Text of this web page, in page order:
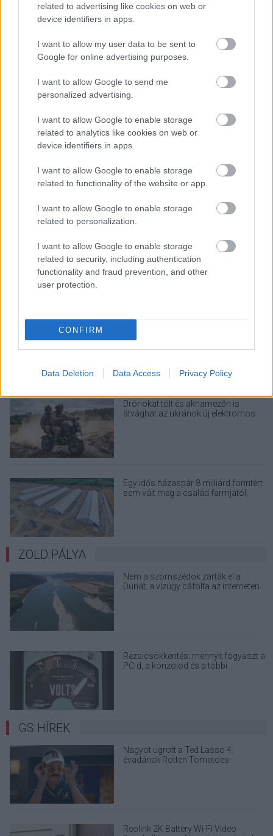
related to advertising like cookies on web or
device identifiers in apps.
I want to allow my user data to be sent to
Google for online advertising purposes.
I want to allow Google to send me
personalized advertising.
I want to allow Google to enable storage
related to analytics like cookies on web or
device identifiers in apps.
I want to allow Google to enable storage
related to functionality of the website or app.
I want to allow Google to enable storage
related to personalization.
I want to allow Google to enable storage
related to security, including authentication
functionality and fraud prevention, and other
user protection.
CONFIRM
Data Deletion Data Access Privacy Policy
LEGOLVASOTTABBAK
Rezsicsökkentés: mennyit fogyaszt a
PC-d, a konzolod és a többi
Napelem sem kell hozzá: ez a
konnektoros akkumulátor lehet a
takarékos otthonok következő nagy
Nem egyedi eset volt: más OpenAI-
ügynökök is kijuthattak az elszigetelt
tesztkörnyezetből
útmutatóját
Drónokat tölt és aknamezőn is
átvághat az ukránok új elektromos
Egy idős házaspár 8 milliárd forintért
sem vált meg a család farmjától,
ZÖLD PÁLYA
Nem a szomszédok zárták el a
Dunát: a vízügy cáfolta az interneten
Rezsicsökkentés: mennyit fogyaszt a
PC-d, a konzolod és a többi
GS HÍREK
Nagyot ugrott a Ted Lasso 4.
évadának Rotten Tomatoes-
Reolink 2K Battery Wi-Fi Video